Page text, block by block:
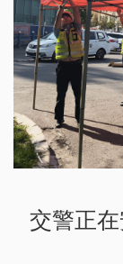
交警正